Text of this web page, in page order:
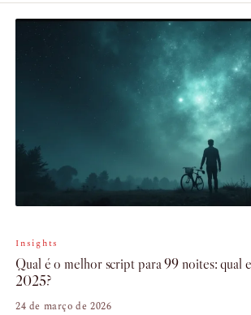
Insights
Qual é o melhor script para 99 noites: qual
2025?
24 de março de 2026